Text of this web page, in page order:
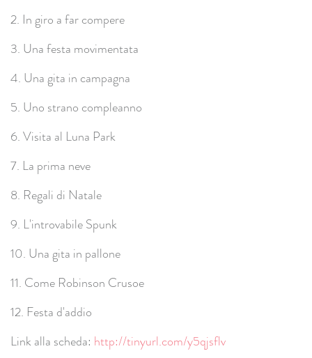
2. In giro a far compere
3. Una festa movimentata
4. Una gita in campagna
5. Uno strano compleanno
6. Visita al Luna Park
7. La prima neve
8. Regali di Natale
9. L'introvabile Spunk
10. Una gita in pallone
11. Come Robinson Crusoe
12. Festa d'addio
Link alla scheda: http://tinyurl.com/y5qjsflv